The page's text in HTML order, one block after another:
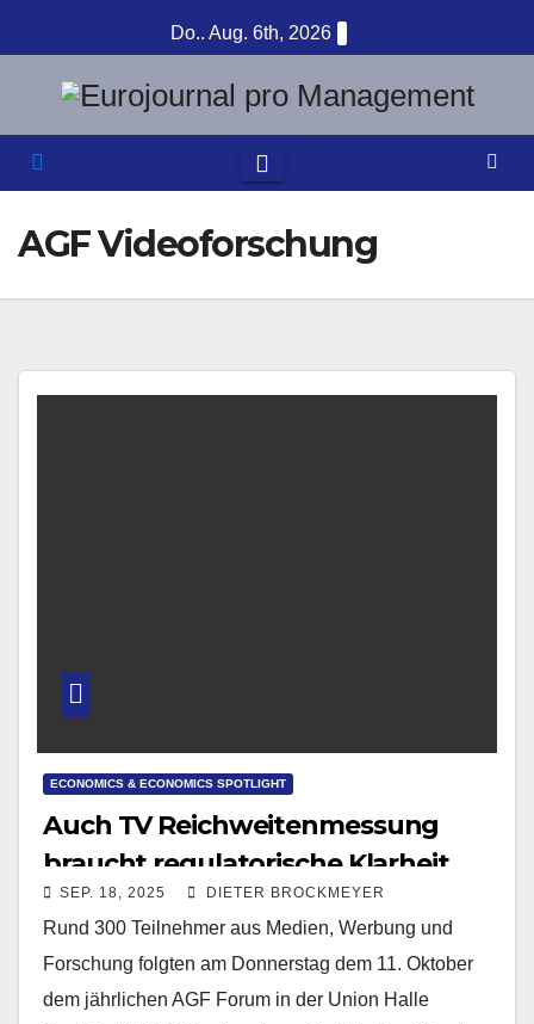
Inhalt
springen
Do.. Aug. 6th, 2026
AGF Videoforschung
ECONOMICS & ECONOMICS SPOTLIGHT
Auch TV Reichweitenmessung
braucht regulatorische Klarheit
SEP. 18, 2025 DIETER BROCKMEYER
Rund 300 Teilnehmer aus Medien, Werbung und
Forschung folgten am Donnerstag dem 11. Oktober
dem jährlichen AGF Forum in der Union Halle